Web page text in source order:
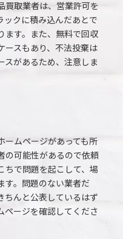
買取業者は、営業許可を
ックに積み込んだあとで
ます。また、無料で回収
ースもあり、不法投棄は
スがあるため、注意しま
ームページがあっても所
の可能性があるので依頼
ちで問題を起こして、場
す。問題のない業者だ
ちんと公表しているはず
ページを確認してくださ